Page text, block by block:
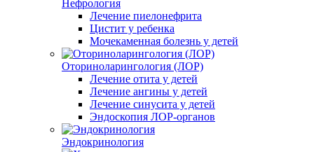
Нефрология
Лечение пиелонефрита
Цистит у ребенка
Мочекаменная болезнь у детей
Оториноларингология (ЛОР)
Лечение отита у детей
Лечение ангины у детей
Лечение синусита у детей
Эндоскопия ЛОР-органов
Эндокринология